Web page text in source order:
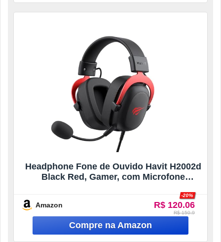
Headphone Fone de Ouvido Havit H2002d
Black Red, Gamer, com Microfone
compatível com XBOX ONE e PS4, HAVIT,
HV-H2002d Cor Preto e Vermelho, HV-
H2002d
Amazon R$ 120.06
-20%
R$ 150.9